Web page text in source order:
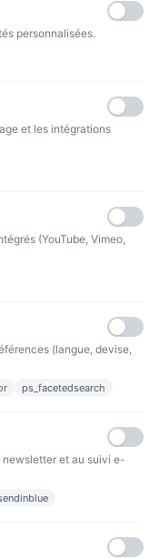
4 fois sans frais
personnalisées.
et les intégrations
(YouTube, Vimeo,
(langue, devise,
ps_facetedsearch
et au suivi e-